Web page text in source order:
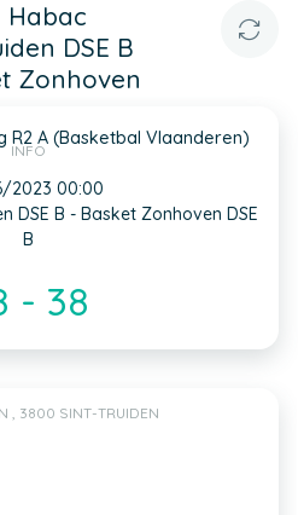
Habac
DSE B
Zonhoven
R2 A (Basketbal Vlaanderen)
INFO
2023 00:00
DSE B - Basket Zonhoven DSE
B
- 38
, 3800 SINT-TRUIDEN